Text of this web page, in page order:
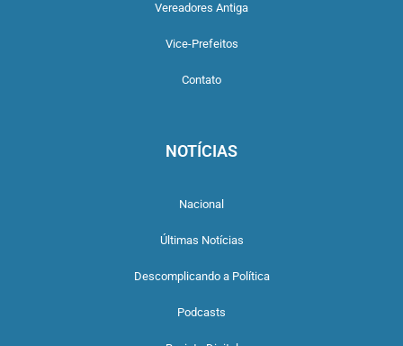
Vereadores Antiga
Vice-Prefeitos
Contato
NOTÍCIAS
Nacional
Últimas Notícias
Descomplicando a Política
Podcasts